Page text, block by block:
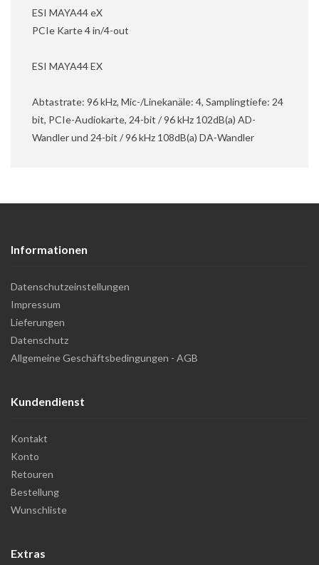
ESI MAYA44 eX
PCIe Karte 4 in/4-out
ESI MAYA44 EX
Abtastrate: 96 kHz, Mic-/Linekanäle: 4, Samplingtiefe: 24
bit, PCIe-Audiokarte, 24-bit / 96 kHz 102dB(a) AD-
Wandler und 24-bit / 96 kHz 108dB(a) DA-Wandler
Informationen
Datenschutzeinstellungen
Impressum
Lieferungen
Datenschutz
Allgemeine Geschäftsbedingungen - AGB
Kundendienst
Kontakt
Konto
Retouren
Bestellung
Wunschliste
Extras